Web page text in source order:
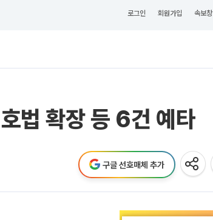
로그인 회원가입 속보창
법 확장 등 6건 예타
구글 선호매체 추가